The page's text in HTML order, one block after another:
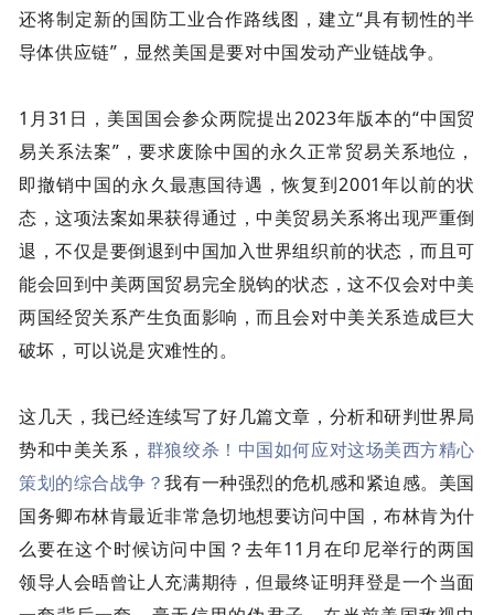
还将制定新的国防工业合作路线图，建立“具有韧性的半
导体供应链”，显然美国是要对中国发动产业链战争。
1月31日，美国国会参众两院提出2023年版本的“中国贸
易关系法案”，要求废除中国的永久正常贸易关系地位，
即撤销中国的永久最惠国待遇，恢复到2001年以前的状
态，这项法案如果获得通过，中美贸易关系将出现严重倒
退，不仅是要倒退到中国加入世界组织前的状态，而且可
能会回到中美两国贸易完全脱钩的状态，这不仅会对中美
两国经贸关系产生负面影响，而且会对中美关系造成巨大
破坏，可以说是灾难性的。
这几天，我已经连续写了好几篇文章，分析和研判世界局
势和中美关系， 群狼绞杀！中国如何应对这场美西方精心
策划的综合战争？我有一种强烈的危机感和紧迫感。美国
国务卿布林肯最近非常急切地想要访问中国，布林肯为什
么要在这个时候访问中国？去年11月在印尼举行的两国
领导人会晤曾让人充满期待，但最终证明拜登是一个当面